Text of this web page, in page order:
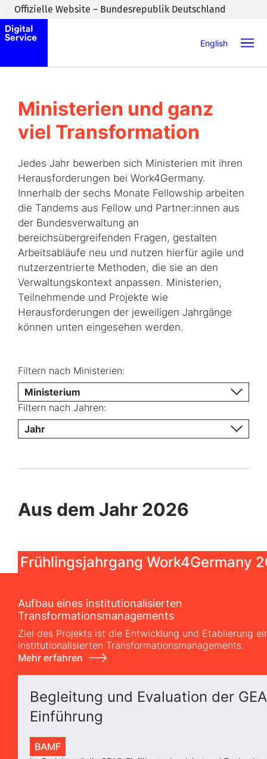
Zum Inhaltsbereich wechseln
Offizielle Website – Bundesrepublik Deutschland
English
Ministerien und ganz
viel Transformation
Jedes Jahr bewerben sich Ministerien mit ihren
Herausforderungen bei Work4Germany.
Innerhalb der sechs Monate Fellowship arbeiten
die Tandems aus Fellow und Partner:innen aus
der Bundesverwaltung an
bereichsübergreifenden Fragen, gestalten
Arbeitsabläufe neu und nutzen hierfür agile und
nutzerzentrierte Methoden, die sie an den
Verwaltungskontext anpassen. Ministerien,
Teilnehmende und Projekte wie
Herausforderungen der jeweiligen Jahrgänge
können unten eingesehen werden.
Filtern nach Ministerien:
Ministerium
Filtern nach Jahren:
Jahr
Aus dem Jahr 2026
Frühlingsjahrgang Work4Germany
Aufbau eines institutionalisierten
Transformationsmanagements
Ziel des Projekts ist die Entwicklung und Etablierung
institutionalisierten Transformationsmanagements.
Mehr erfahren
Begleitung und Evaluation der
Einführung
BAMF